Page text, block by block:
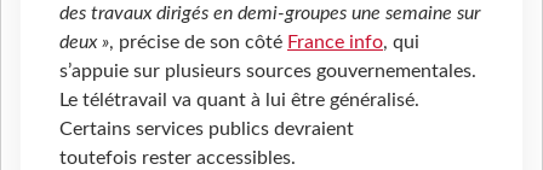
des travaux dirigés en demi-groupes une semaine sur
deux », précise de son côté France info, qui
s’appuie sur plusieurs sources gouvernementales.
Le télétravail va quant à lui être généralisé.
Certains services publics devraient
toutefois rester accessibles.